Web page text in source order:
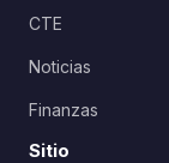
CTE
Noticias
Finanzas
Sitio